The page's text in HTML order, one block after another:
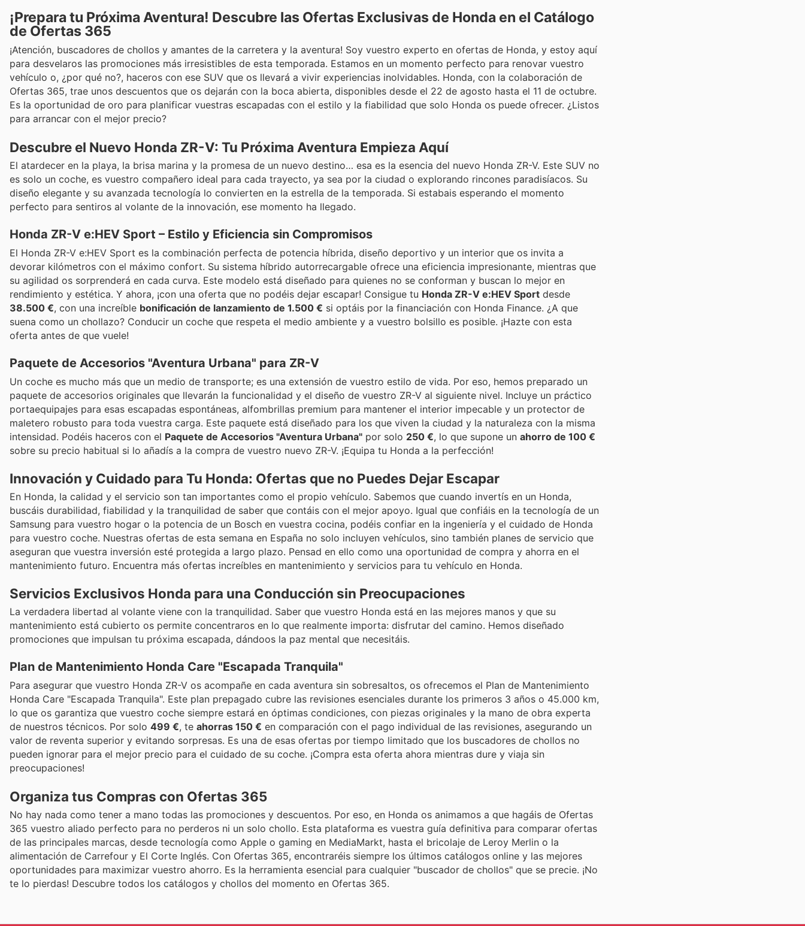
¡Prepara tu Próxima Aventura! Descubre las Ofertas Exclusivas de Honda en el Catálogo
de Ofertas 365
¡Atención, buscadores de chollos y amantes de la carretera y la aventura! Soy vuestro experto en ofertas de Honda, y estoy aquí
para desvelaros las promociones más irresistibles de esta temporada. Estamos en un momento perfecto para renovar vuestro
vehículo o, ¿por qué no?, haceros con ese SUV que os llevará a vivir experiencias inolvidables. Honda, con la colaboración de
Ofertas 365, trae unos descuentos que os dejarán con la boca abierta, disponibles desde el 22 de agosto hasta el 11 de octubre.
Es la oportunidad de oro para planificar vuestras escapadas con el estilo y la fiabilidad que solo Honda os puede ofrecer. ¿Listos
para arrancar con el mejor precio?
Descubre el Nuevo Honda ZR-V: Tu Próxima Aventura Empieza Aquí
El atardecer en la playa, la brisa marina y la promesa de un nuevo destino… esa es la esencia del nuevo Honda ZR-V. Este SUV no
es solo un coche, es vuestro compañero ideal para cada trayecto, ya sea por la ciudad o explorando rincones paradisíacos. Su
diseño elegante y su avanzada tecnología lo convierten en la estrella de la temporada. Si estabais esperando el momento
perfecto para sentiros al volante de la innovación, ese momento ha llegado.
Honda ZR-V e:HEV Sport – Estilo y Eficiencia sin Compromisos
El Honda ZR-V e:HEV Sport es la combinación perfecta de potencia híbrida, diseño deportivo y un interior que os invita a
devorar kilómetros con el máximo confort. Su sistema híbrido autorrecargable ofrece una eficiencia impresionante, mientras que
su agilidad os sorprenderá en cada curva. Este modelo está diseñado para quienes no se conforman y buscan lo mejor en
rendimiento y estética. Y ahora, ¡con una oferta que no podéis dejar escapar! Consigue tu Honda ZR-V e:HEV Sport desde
38.500 €, con una increíble bonificación de lanzamiento de 1.500 € si optáis por la financiación con Honda Finance. ¿A que
suena como un chollazo? Conducir un coche que respeta el medio ambiente y a vuestro bolsillo es posible. ¡Hazte con esta
oferta antes de que vuele!
Paquete de Accesorios "Aventura Urbana" para ZR-V
Un coche es mucho más que un medio de transporte; es una extensión de vuestro estilo de vida. Por eso, hemos preparado un
paquete de accesorios originales que llevarán la funcionalidad y el diseño de vuestro ZR-V al siguiente nivel. Incluye un práctico
portaequipajes para esas escapadas espontáneas, alfombrillas premium para mantener el interior impecable y un protector de
maletero robusto para toda vuestra carga. Este paquete está diseñado para los que viven la ciudad y la naturaleza con la misma
intensidad. Podéis haceros con el Paquete de Accesorios "Aventura Urbana" por solo 250 €, lo que supone un ahorro de 100 €
sobre su precio habitual si lo añadís a la compra de vuestro nuevo ZR-V. ¡Equipa tu Honda a la perfección!
Innovación y Cuidado para Tu Honda: Ofertas que no Puedes Dejar Escapar
En Honda, la calidad y el servicio son tan importantes como el propio vehículo. Sabemos que cuando invertís en un Honda,
buscáis durabilidad, fiabilidad y la tranquilidad de saber que contáis con el mejor apoyo. Igual que confiáis en la tecnología de un
Samsung para vuestro hogar o la potencia de un Bosch en vuestra cocina, podéis confiar en la ingeniería y el cuidado de Honda
para vuestro coche. Nuestras ofertas de esta semana en España no solo incluyen vehículos, sino también planes de servicio que
aseguran que vuestra inversión esté protegida a largo plazo. Pensad en ello como una oportunidad de compra y ahorra en el
mantenimiento futuro. Encuentra más ofertas increíbles en mantenimiento y servicios para tu vehículo en Honda.
Servicios Exclusivos Honda para una Conducción sin Preocupaciones
La verdadera libertad al volante viene con la tranquilidad. Saber que vuestro Honda está en las mejores manos y que su
mantenimiento está cubierto os permite concentraros en lo que realmente importa: disfrutar del camino. Hemos diseñado
promociones que impulsan tu próxima escapada, dándoos la paz mental que necesitáis.
Plan de Mantenimiento Honda Care "Escapada Tranquila"
Para asegurar que vuestro Honda ZR-V os acompañe en cada aventura sin sobresaltos, os ofrecemos el Plan de Mantenimiento
Honda Care "Escapada Tranquila". Este plan prepagado cubre las revisiones esenciales durante los primeros 3 años o 45.000 km,
lo que os garantiza que vuestro coche siempre estará en óptimas condiciones, con piezas originales y la mano de obra experta
de nuestros técnicos. Por solo 499 €, te ahorras 150 € en comparación con el pago individual de las revisiones, asegurando un
valor de reventa superior y evitando sorpresas. Es una de esas ofertas por tiempo limitado que los buscadores de chollos no
pueden ignorar para el mejor precio para el cuidado de su coche. ¡Compra esta oferta ahora mientras dure y viaja sin
preocupaciones!
Organiza tus Compras con Ofertas 365
No hay nada como tener a mano todas las promociones y descuentos. Por eso, en Honda os animamos a que hagáis de Ofertas
365 vuestro aliado perfecto para no perderos ni un solo chollo. Esta plataforma es vuestra guía definitiva para comparar ofertas
de las principales marcas, desde tecnología como Apple o gaming en MediaMarkt, hasta el bricolaje de Leroy Merlin o la
alimentación de Carrefour y El Corte Inglés. Con Ofertas 365, encontraréis siempre los últimos catálogos online y las mejores
oportunidades para maximizar vuestro ahorro. Es la herramienta esencial para cualquier "buscador de chollos" que se precie. ¡No
te lo pierdas! Descubre todos los catálogos y chollos del momento en Ofertas 365.